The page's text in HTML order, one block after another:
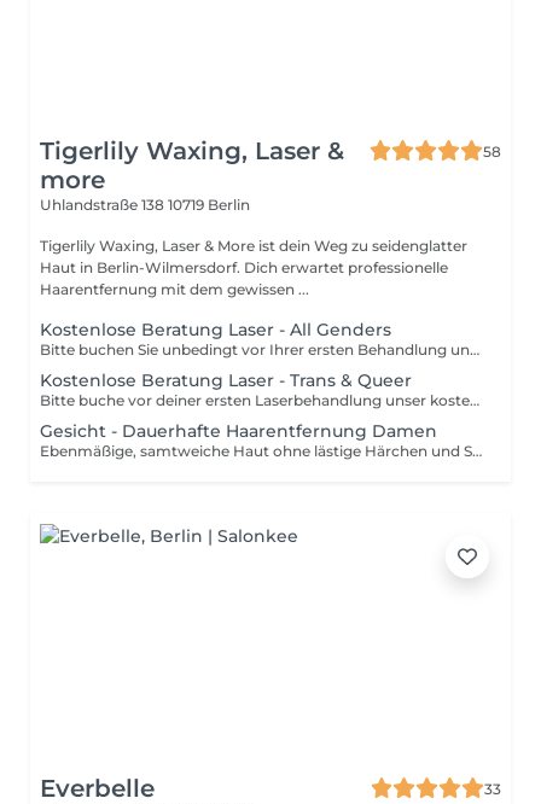
Tigerlily Waxing, Laser &
more
58
Uhlandstraße 138 10719 Berlin
Tigerlily Waxing, Laser & More ist dein Weg zu seidenglatter
Haut in Berlin-Wilmersdorf. Dich erwartet professionelle
Haarentfernung mit dem gewissen ...
Kostenlose Beratung Laser - All Genders
Bitte buchen Sie unbedingt vor Ihrer ersten Behandlung unser kostenloses Beratungsgespräch! Vor der Behandlung mit der 3 Wellenlaser-Technologie gibt es nämlich viel zu besprechen. ZBsp welche Zonen Sie behandeln lassen möchten und welche Erfolge Sie von der neuen Technologie erwarten können. Ganz wichtig ist aber auch Ihr Hauttyp genau zu analysieren um den Laser optimal auf die Bedürfnisse Ihrer Haut einzustellen. Natürlich besprechen wir auch etwaige Kontraindikationen und machen gegebenenfalls auch einen Probeschuss. Unser komplettes Angebot & Preisliste finden Sie unter www.tigerlily-waxing.de Wir sind NISV-geprüft und erfüllen alle gesetzlichen Anforderungen für den sicheren Einsatz von Lasertechnologie. Unser Gerät stammt von der renommierten deutschen Firma.
Kostenlose Beratung Laser - Trans & Queer
Bitte buche vor deiner ersten Laserbehandlung unser kostenloses Beratungsgespräch. Gerade für Transpersonen ist eine individuelle Beratung besonders wichtig. Wir besprechen gemeinsam, welche Zonen du behandeln lassen möchtest, welche Ergebnisse realistisch sind und welcher Behandlungsplan zu dir passt. Dabei analysieren wir deinen Haut- und Haartyp genau, um unseren 3-Wellen-Diodenlaser optimal auf deine Haut einzustellen. Auch mögliche Kontraindikationen und ein Probeschuss werden bei Bedarf besprochen. Mehr Information findest du auch auf unsere Webseite: www.tigerlily-waxing.de Wir sind NiSV-geprüft und erfüllen alle gesetzlichen Anforderungen für den sicheren Einsatz von Lasertechnologie.
Gesicht - Dauerhafte Haarentfernung Damen
Ebenmäßige, samtweiche Haut ohne lästige Härchen und Stoppeln? Keine eigewachsenen Haare mehr oder entzündete Haarwurzeln. Lernen Sie die präzise und schonende Form der Dauerhaften Haarentfernung mittels dem 3 Wellenlaser kennen. Er kombiniert den gängigen Diodenlaser, den Alexandritlaser und den N:Yag in einem und ist somit für alle Haut- und Haartypen geeignet! Ihre Vorteile: - Geeignet für alle Haut- und Haartypen! - Schmerzfreie Behandlung - Schnell und zeitsparend - High End Kühlung - Kurze Behandlungszeiten - Erfolge schon nach der ersten Behandlung
Everbelle
33